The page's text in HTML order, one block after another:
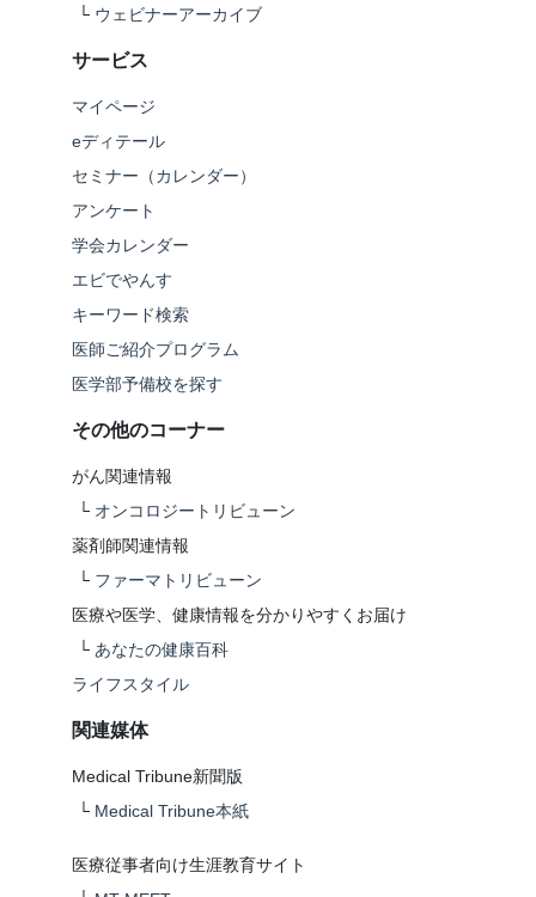
└ ウェビナーアーカイブ
サービス
マイページ
eディテール
セミナー（カレンダー）
アンケート
学会カレンダー
エビでやんす
キーワード検索
医師ご紹介プログラム
医学部予備校を探す
その他のコーナー
がん関連情報
└ オンコロジートリビューン
薬剤師関連情報
└ ファーマトリビューン
医療や医学、健康情報を分かりやすくお届け
└ あなたの健康百科
ライフスタイル
関連媒体
Medical Tribune新聞版
└ Medical Tribune本紙
医療従事者向け生涯教育サイト